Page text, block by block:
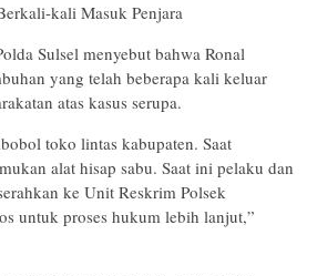
kali Masuk Penjara
Sulsel menyebut bahwa Ronal
yang telah beberapa kali keluar
atas kasus serupa.
toko lintas kabupaten. Saat
alat hisap sabu. Saat ini pelaku dan
ke Unit Reskrim Polsek
untuk proses hukum lebih lanjut,”